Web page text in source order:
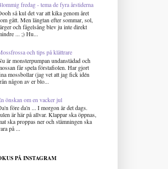
fredag - tema de fyra årstiderna
så kul det var att kika genom året
gått. Men längtan efter sommar, sol,
och fågelsång blev ju inte direkt
... ;) Hu...
och tips på klättrare
är monsterpumpan undanstädad och
får spela förstafiolen. Har gjort
mossbollar (jag vet att jag fick idén
någon av er blo...
önskan om en vacker jul
före da'n ... I morgon är det dags.
är här på allvar. Klappar ska öppnas,
ska proppas ner och stämningen ska
på ...
PÅ INSTAGRAM